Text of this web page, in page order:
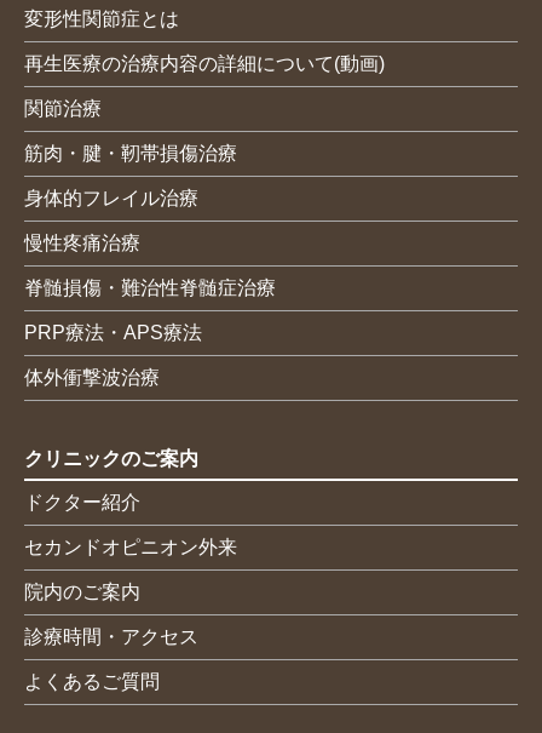
変形性関節症とは
再生医療の治療内容の詳細について(動画)
関節治療
筋肉・腱・靭帯損傷治療
身体的フレイル治療
慢性疼痛治療
脊髄損傷・難治性脊髄症治療
PRP療法・APS療法
体外衝撃波治療
クリニックのご案内
ドクター紹介
セカンドオピニオン外来
院内のご案内
診療時間・アクセス
よくあるご質問